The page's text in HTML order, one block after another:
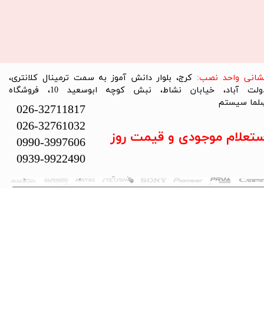
تمام حقوق این سایت متعلق به فروشگاه سلما سیستم می‌باشد.
واحد نصب: کرج، بلوار دانش آموز به سمت ترمینال کلانتری،
دولت آباد، خیابان نشاط، نبش کوچه ابوسعید 10، فروشگاه
سیستم​​​​​​​
026-32711817
026-32761032
0990-3997606
0939-9922490
موجودی و قیمت روز